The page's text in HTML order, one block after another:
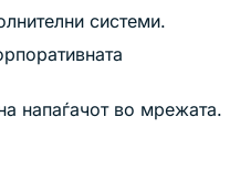
системи.
напаѓачот во мрежата.